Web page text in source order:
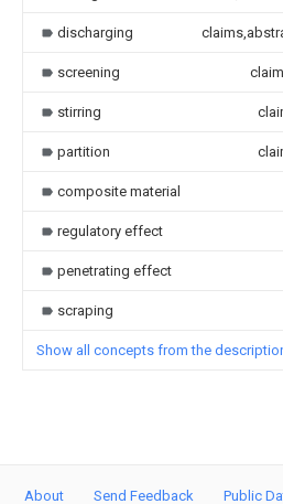
discharging
screening
stirring
partition
composite material
regulatory effect
penetrating effect
scraping
Show all concepts from the
About Send Feedback Public